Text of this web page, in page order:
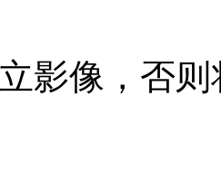
影像，否